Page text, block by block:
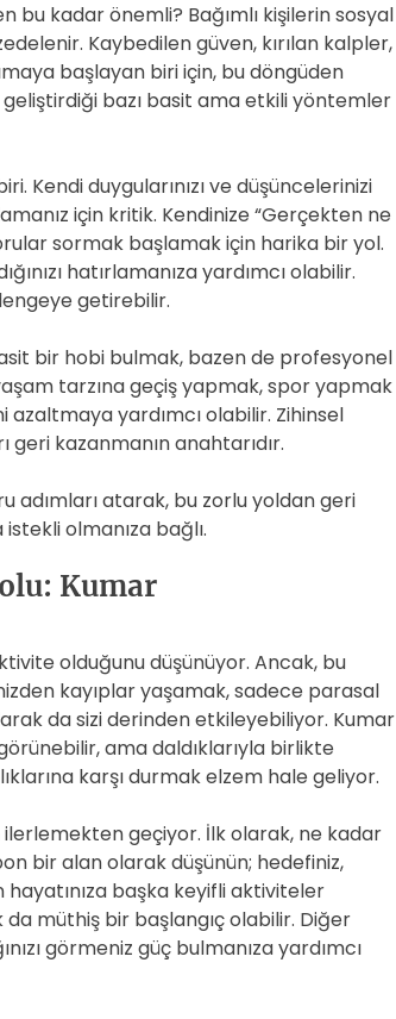
bu kadar önemli? Bağımlı kişilerin sosyal
Kaybedilen güven, kırılan kalpler,
başlayan biri için, bu döngüden
bazı basit ama etkili yöntemler
Kendi duygularınızı ve düşüncelerinizi
için kritik. Kendinize “Gerçekten ne
sormak başlamak için harika bir yol.
hatırlamanıza yardımcı olabilir.
getirebilir.
bir hobi bulmak, bazen de profesyonel
tarzına geçiş yapmak, spor yapmak
yardımcı olabilir. Zihinsel
geri kazanmanın anahtarıdır.
adımları atarak, bu zorlu yoldan geri
olmanıza bağlı.
Kumar
olduğunu düşünüyor. Ancak, bu
kayıplar yaşamak, sadece parasal
da sizi derinden etkileyebiliyor. Kumar
ama daldıklarıyla birlikte
karşı durmak elzem hale geliyor.
ilerlemekten geçiyor. İlk olarak, ne kadar
bir alan olarak düşünün; hedefiniz,
hayatınıza başka keyifli aktiviteler
müthiş bir başlangıç olabilir. Diğer
görmeniz güç bulmanıza yardımcı